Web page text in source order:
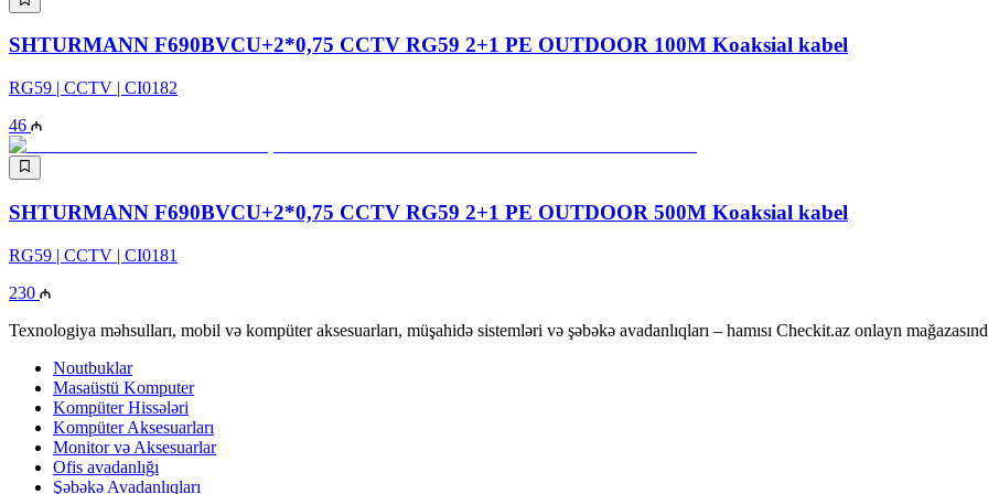
SHTURMANN F690BVCU+2*0,75 CCTV RG59 2+1 PE OUTDOOR 100M Koaksial kabel
RG59 | CCTV | CI0182
46
SHTURMANN F690BVCU+2*0,75 CCTV RG59 2+1 PE OUTDOOR 500M Koaksial kabel
RG59 | CCTV | CI0181
230
Texnologiya məhsulları, mobil və kompüter aksesuarları, müşahidə sistemləri və şəbəkə avadanlıqları – hamısı Checkit.az onlayn
Noutbuklar
Masaüstü Komputer
Kompüter Hissələri
Kompüter Aksesuarları
Monitor və Aksesuarlar
Ofis avadanlığı
Şəbəkə Avadanlıqları